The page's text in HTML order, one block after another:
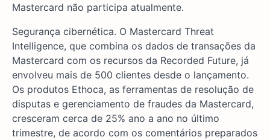
Mastercard não participa atualmente.
Segurança cibernética. O Mastercard Threat
Intelligence, que combina os dados de transações da
Mastercard com os recursos da Recorded Future, já
envolveu mais de 500 clientes desde o lançamento.
Os produtos Ethoca, as ferramentas de resolução de
disputas e gerenciamento de fraudes da Mastercard,
cresceram cerca de 25% ano a ano no último
trimestre, de acordo com os comentários preparados